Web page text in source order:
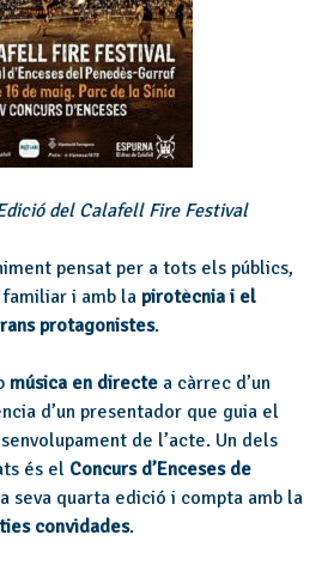
del Calafell Fire Festival
pensat per a tots els públics,
familiar i amb la pirotècnia i el
protagonistes.
música en directe a càrrec d’un
d’un presentador que guia el
de l’acte. Un dels
és el Concurs d’Enceses de
seva quarta edició i compta amb la
convidades.